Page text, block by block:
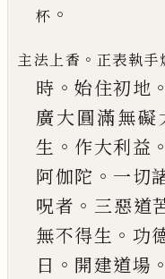
杯 。
主法上香 。 正表執手
時 。 始住初地 。
廣大圓滿無礙
生 。 作大利益 。
阿伽陀 。 一切
呪者 。 三惡道
無不得生 。 功
日 。 開建道場 。